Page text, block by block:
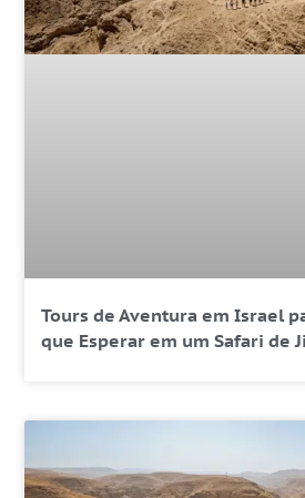
Tours de Aventura em Israel
que Esperar em um Safari de